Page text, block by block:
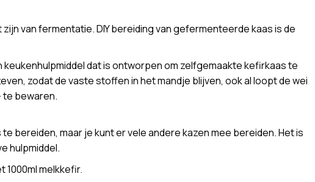
van fermentatie. DIY bereiding van gefermenteerde kaas is de
dat is ontworpen om zelfgemaakte kefirkaas te
zodat de vaste stoffen in het mandje blijven, ook al loopt de wei
te bewaren.
bereiden, maar je kunt er vele andere kazen mee bereiden. Het is
hulpmiddel.
1000ml melkkefir.